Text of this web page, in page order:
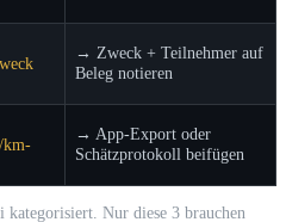
→ Zweck + Teilnehmer auf
Beleg notieren
km-
→ App-Export oder
Schätzprotokoll beifügen
Nur diese 3 brauchen